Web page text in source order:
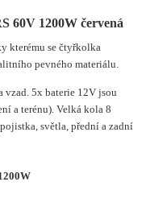
60V 1200W červená
kterému se čtyřkolka
pevného materiálu.
vzad. 5x baterie 12V jsou
a terénu). Velká kola 8
světla, přední a zadní